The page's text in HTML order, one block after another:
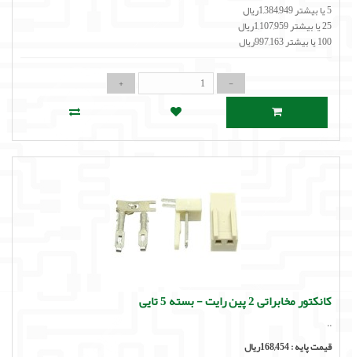
5 یا بیشتر 1,384,949ریال
25 یا بیشتر 1,107,959ریال
100 یا بیشتر 997,163ریال
کانکتور مخابراتی 2 پین رایت - بسته 5 تایی
..
قیمت پایه :168,454ریال